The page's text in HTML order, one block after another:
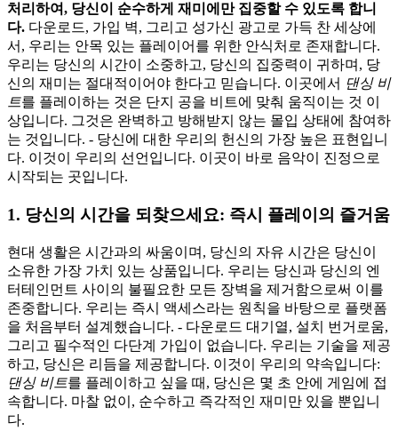
처리하여, 당신이 순수하게 재미에만 집중할 수 있도록 합니
다. 다운로드, 가입 벽, 그리고 성가신 광고로 가득 찬 세상에
서, 우리는 안목 있는 플레이어를 위한 안식처로 존재합니다.
우리는 당신의 시간이 소중하고, 당신의 집중력이 귀하며, 당
신의 재미는 절대적이어야 한다고 믿습니다. 이곳에서 댄싱 비
트를 플레이하는 것은 단지 공을 비트에 맞춰 움직이는 것 이
상입니다. 그것은 완벽하고 방해받지 않는 몰입 상태에 참여하
는 것입니다. - 당신에 대한 우리의 헌신의 가장 높은 표현입니
다. 이것이 우리의 선언입니다. 이곳이 바로 음악이 진정으로
시작되는 곳입니다.
1. 당신의 시간을 되찾으세요: 즉시 플레이의 즐거움
현대 생활은 시간과의 싸움이며, 당신의 자유 시간은 당신이
소유한 가장 가치 있는 상품입니다. 우리는 당신과 당신의 엔
터테인먼트 사이의 불필요한 모든 장벽을 제거함으로써 이를
존중합니다. 우리는 즉시 액세스라는 원칙을 바탕으로 플랫폼
을 처음부터 설계했습니다. - 다운로드 대기열, 설치 번거로움,
그리고 필수적인 다단계 가입이 없습니다. 우리는 기술을 제공
하고, 당신은 리듬을 제공합니다. 이것이 우리의 약속입니다:
댄싱 비트를 플레이하고 싶을 때, 당신은 몇 초 안에 게임에 접
속합니다. 마찰 없이, 순수하고 즉각적인 재미만 있을 뿐입니
다.